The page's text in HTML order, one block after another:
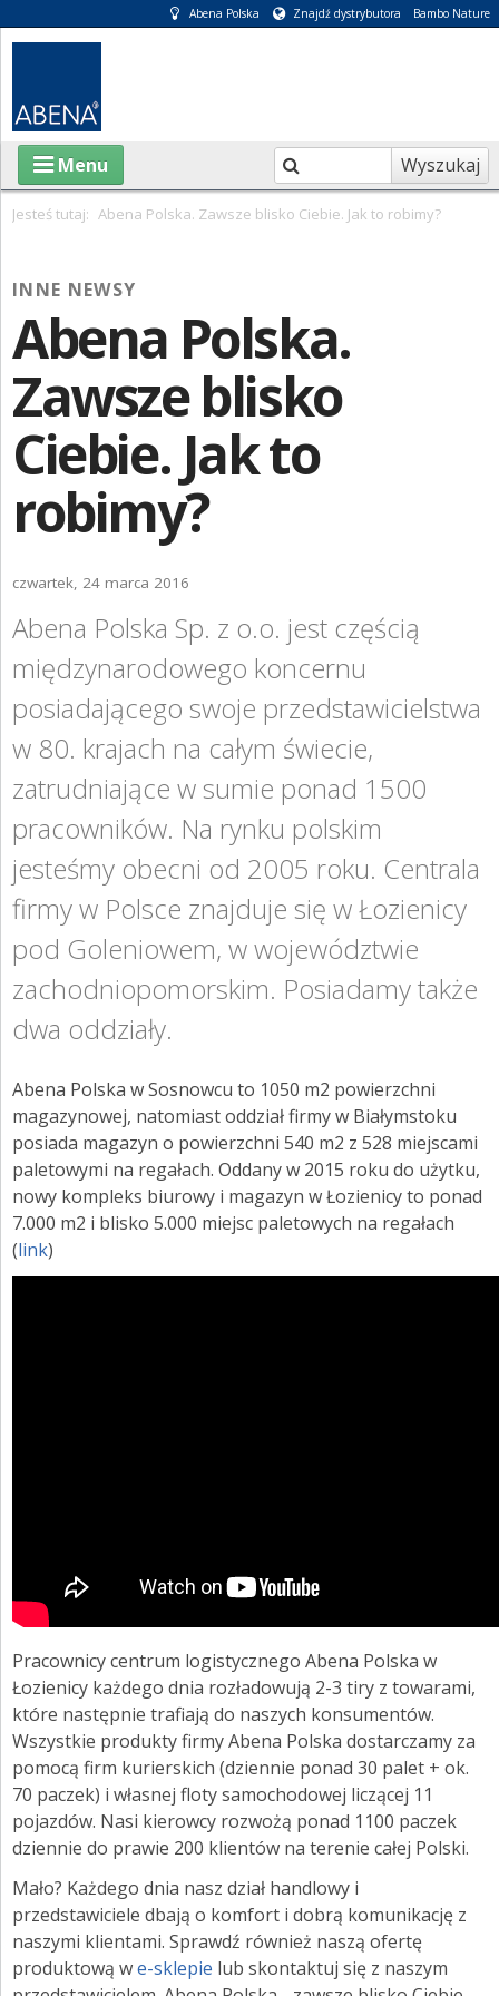
Abena Polska Znajdź dystrybutora Bambo Nature
Wyszukaj
Menu
INFORMACJE
E-SKLEP
PIELĘGNACJA OSÓB CHORYCH
ZGŁOŚ INCYDENT MEDYCZNY
STANOWISKA HIGIENICZNE
ROZWIĄZANIA BARIATRYCZNE
RAPORT ESG
KONTAKT
ABENA POLSKA
ZNAJDŹ DYSTRYBUTORA
BAMBO NATURE
ZALOGUJ SIĘ
Jesteś tutaj: Abena Polska. Zawsze blisko Ciebie. Jak to robimy?
INNE NEWSY
Abena Polska.
Zawsze blisko
Ciebie. Jak to
robimy?
czwartek, 24 marca 2016
Abena Polska Sp. z o.o. jest częścią
międzynarodowego koncernu
posiadającego swoje przedstawicielstwa
w 80. krajach na całym świecie,
zatrudniające w sumie ponad 1500
pracowników. Na rynku polskim
jesteśmy obecni od 2005 roku. Centrala
firmy w Polsce znajduje się w Łozienicy
pod Goleniowem, w województwie
zachodniopomorskim. Posiadamy także
dwa oddziały.
Abena Polska w Sosnowcu to 1050 m2 powierzchni
magazynowej, natomiast oddział firmy w Białymstoku
posiada magazyn o powierzchni 540 m2 z 528 miejscami
paletowymi na regałach. Oddany w 2015 roku do użytku,
nowy kompleks biurowy i magazyn w Łozienicy to ponad
7.000 m2 i blisko 5.000 miejsc paletowych na regałach
(link)
Pracownicy centrum logistycznego Abena Polska w
Łozienicy każdego dnia rozładowują 2-3 tiry z towarami,
które następnie trafiają do naszych konsumentów.
Wszystkie produkty firmy Abena Polska dostarczamy za
pomocą firm kurierskich (dziennie ponad 30 palet + ok.
70 paczek) i własnej floty samochodowej liczącej 11
pojazdów. Nasi kierowcy rozwożą ponad 1100 paczek
dziennie do prawie 200 klientów na terenie całej Polski.
Mało? Każdego dnia nasz dział handlowy i
przedstawiciele dbają o komfort i dobrą komunikację z
naszymi klientami. Sprawdź również naszą ofertę
produktową we-sklepie lub skontaktuj się z naszym